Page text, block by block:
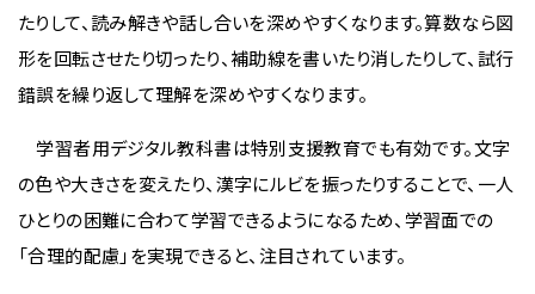
たりして、読み解きや話し合いを深めやすくなります。算数なら図
形を回転させたり切ったり、補助線を書いたり消したりして、試行
錯誤を繰り返して理解を深めやすくなります。
学習者用デジタル教科書は特別支援教育でも有効です。文字
の色や大きさを変えたり、漢字にルビを振ったりすることで、一人
ひとりの困難に合わて学習できるようになるため、学習面での
「合理的配慮」を実現できると、注目されています。